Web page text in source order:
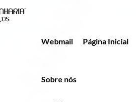
Webmail Página Inicial
Sobre nós